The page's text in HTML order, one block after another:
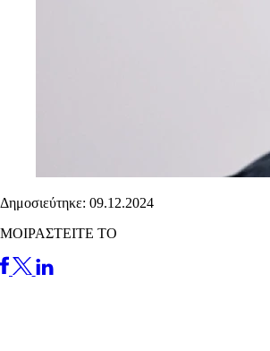
Δημοσιεύτηκε: 09.12.2024
ΜΟΙΡΑΣΤΕΙΤΕ ΤΟ